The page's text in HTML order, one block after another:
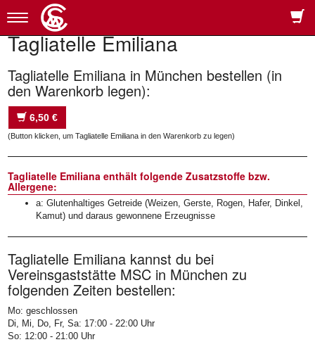
Toggle
navigation
Tagliatelle Emiliana
Tagliatelle Emiliana in München bestellen (in
den Warenkorb legen):
6,50 €
(Button klicken, um Tagliatelle Emiliana in den Warenkorb zu legen)
Tagliatelle Emiliana enthält folgende Zusatzstoffe bzw.
Allergene:
a: Glutenhaltiges Getreide (Weizen, Gerste, Rogen, Hafer, Dinkel,
Kamut) und daraus gewonnene Erzeugnisse
Tagliatelle Emiliana kannst du bei
Vereinsgaststätte MSC in München zu
folgenden Zeiten bestellen:
Mo: geschlossen
Di, Mi, Do, Fr, Sa: 17:00 - 22:00 Uhr
So: 12:00 - 21:00 Uhr